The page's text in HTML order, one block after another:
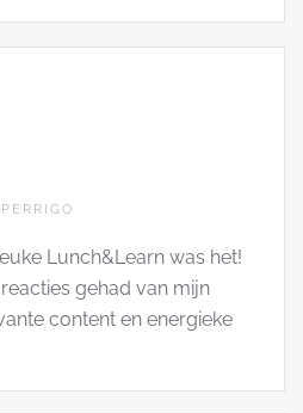
Lunch&Learn was het!
gehad van mijn
content en energieke